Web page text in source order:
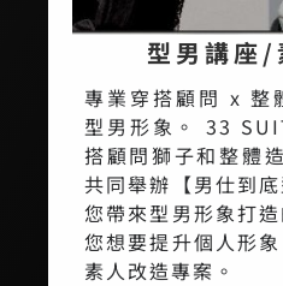
型男講座/
專業穿搭顧問 x 整
型男形象。 33
搭顧問獅子和整體
共同舉辦【男仕到
您帶來型男形象打
您想要提升個人形
素人改造專案。